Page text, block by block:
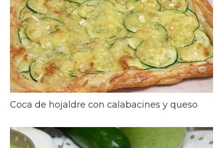
Coca de hojaldre con calabacines y queso